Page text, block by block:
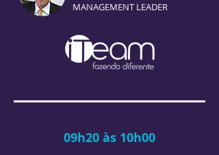
MANAGEMENT LEADER
09h20 às 10h00